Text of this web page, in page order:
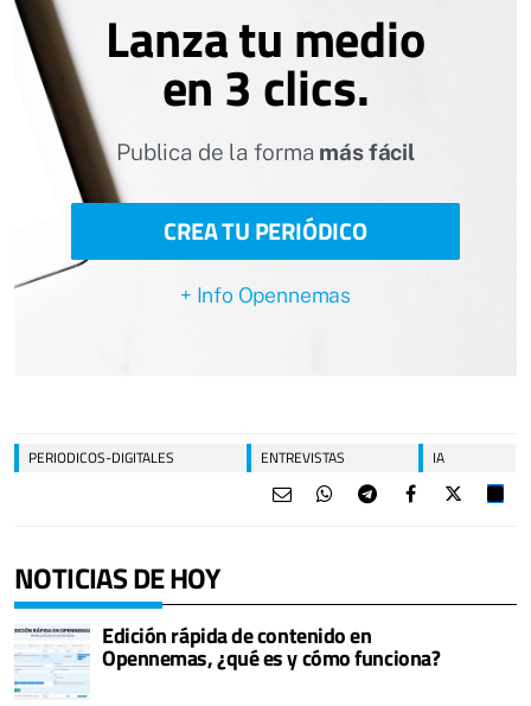
Lanza tu medio
en 3 clics.
Publica de la forma más fácil
CREA TU PERIÓDICO
+ Info Opennemas
PERIODICOS-DIGITALES ENTREVISTAS IA
NOTICIAS DE HOY
Edición rápida de contenido en
Opennemas, ¿qué es y cómo funciona?